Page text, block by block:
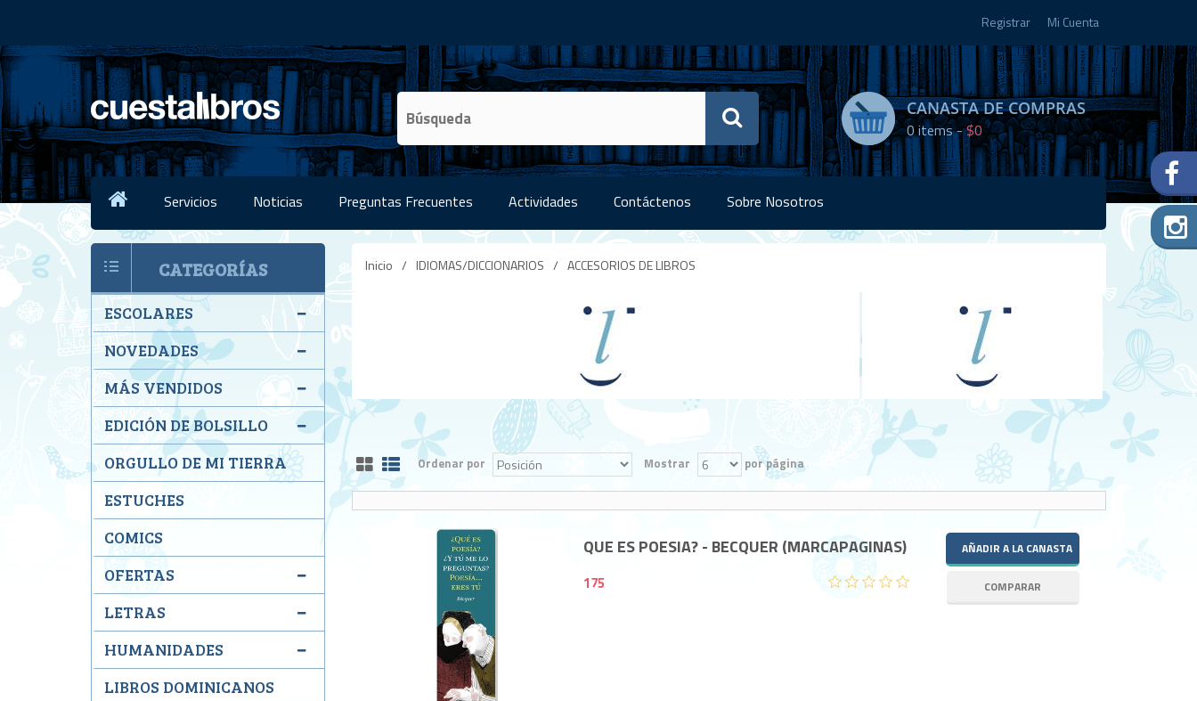
Registrar Mi Cuenta
CANASTA DE COMPRAS
0items -$0
Servicios Noticias Preguntas Frecuentes Actividades Contáctenos Sobre Nosotros
Inicio / IDIOMAS/DICCIONARIOS / ACCESORIOS DE LIBROS
Ordenar por Mostrar por página
QUE ES POESIA? - BECQUER (MARCAPAGINAS)
175
CATEGORÍAS
ESCOLARES
NOVEDADES
MÁS VENDIDOS
EDICIÓN DE BOLSILLO
ORGULLO DE MI TIERRA
ESTUCHES
COMICS
OFERTAS
LETRAS
HUMANIDADES
LIBROS DOMINICANOS